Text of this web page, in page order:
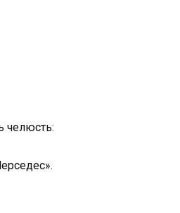
челюсть: